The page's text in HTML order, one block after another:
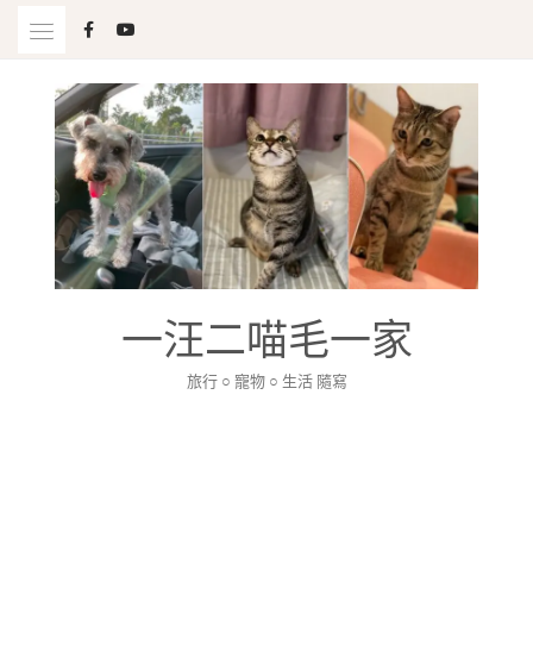
一汪二喵毛一家
旅行 ○ 寵物 ○ 生活 隨寫